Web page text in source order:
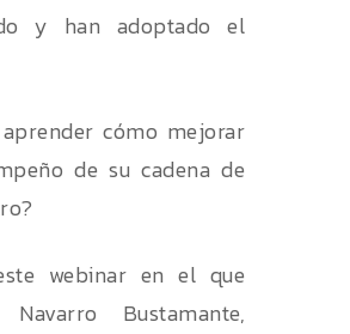
y han adoptado el
aprender cómo mejorar
de su cadena de
webinar en el que
Navarro Bustamante,